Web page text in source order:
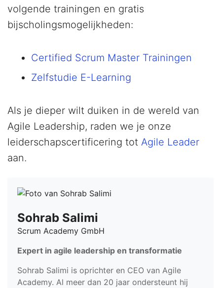
volgende trainingen en gratis
bijscholingsmogelijkheden:
Certified Scrum Master Trainingen
Zelfstudie E-Learning
Als je dieper wilt duiken in de wereld van
Agile Leadership, raden we je onze
leiderschapscertificering tot Agile Leader
aan.
Sohrab Salimi
Scrum Academy GmbH
Expert in agile leadership en transformatie
Sohrab Salimi is oprichter en CEO van Agile
Academy. Al meer dan 20 jaar ondersteunt hij